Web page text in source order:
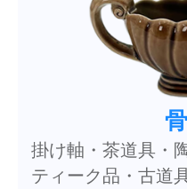
掛け軸・茶道具・
ティーク品・古道